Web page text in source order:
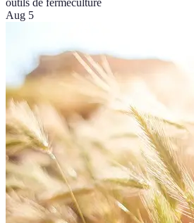
outils de fermeculture
Aug 5